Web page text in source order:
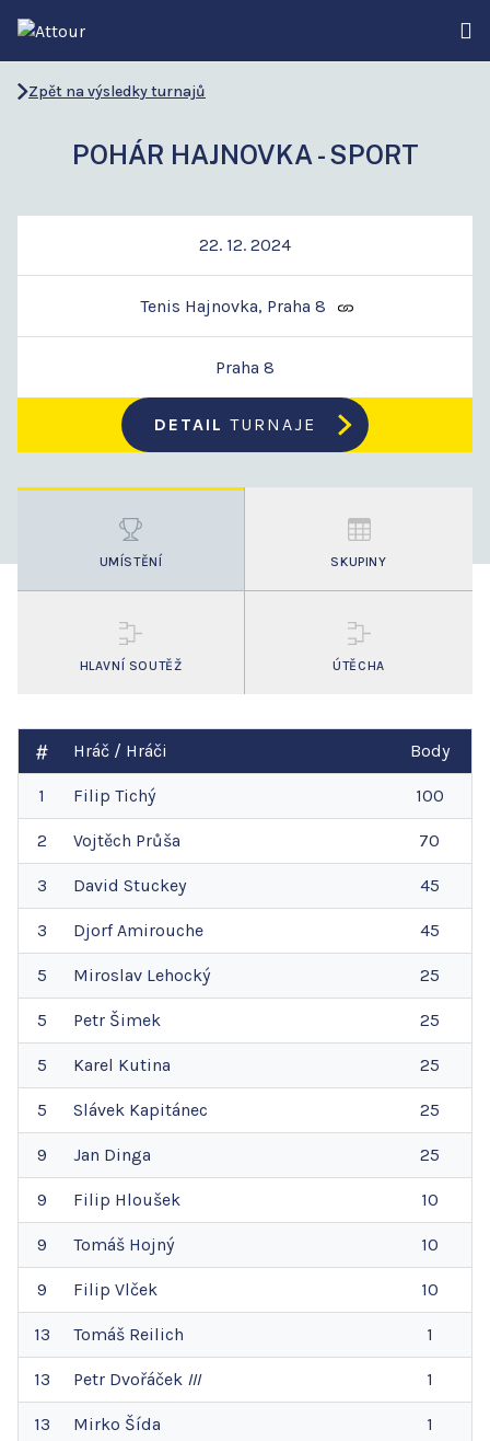
Zpět na výsledky turnajů
POHÁR HAJNOVKA - SPORT
22. 12. 2024
Tenis Hajnovka, Praha 8
Praha 8
DETAIL TURNAJE
UMÍSTĚNÍ SKUPINY
HLAVNÍ SOUTĚŽ ÚTĚCHA
Hráč / Hráči Body
1 Filip Tichý 100
2 Vojtěch Průša 70
3 David Stuckey 45
3 Djorf Amirouche 45
5 Miroslav Lehocký 25
5 Petr Šimek 25
5 Karel Kutina 25
5 Slávek Kapitánec 25
9 Jan Dinga 25
9 Filip Hloušek 10
9 Tomáš Hojný 10
9 Filip Vlček 10
13 Tomáš Reilich 1
13 Petr Dvořáček III 1
13 Mirko Šída 1